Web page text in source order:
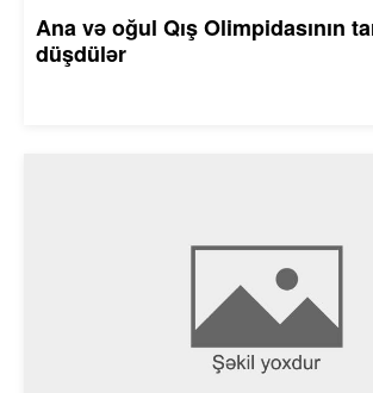
Ana və oğul Qış Olimpidasının
düşdülər